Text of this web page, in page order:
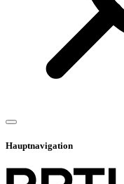
Hauptnavigation